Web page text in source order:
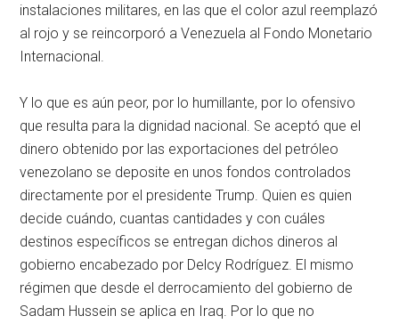
instalaciones militares, en las que el color azul reemplazó
al rojo y se reincorporó a Venezuela al Fondo Monetario
Internacional.
Y lo que es aún peor, por lo humillante, por lo ofensivo
que resulta para la dignidad nacional. Se aceptó que el
dinero obtenido por las exportaciones del petróleo
venezolano se deposite en unos fondos controlados
directamente por el presidente Trump. Quien es quien
decide cuándo, cuantas cantidades y con cuáles
destinos específicos se entregan dichos dineros al
gobierno encabezado por Delcy Rodríguez. El mismo
régimen que desde el derrocamiento del gobierno de
Sadam Hussein se aplica en Iraq. Por lo que no